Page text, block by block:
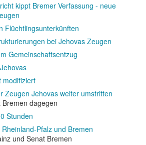
kippt Bremer Verfassung - neue
Flüchtlingsunterkünften
bei Jehovas Zeugen
Gemeinschaftsentzug
modifiziert
Zeugen Jehovas weiter umstritten
Bremen dagegen
Stunden
Pfalz und Bremen
und Senat Bremen